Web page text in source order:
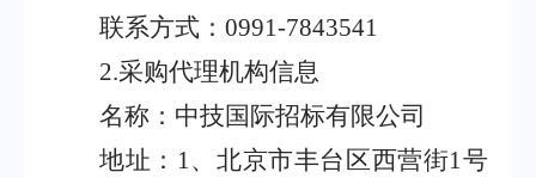
联系方式： 0991-7843541
2.采购代理机构信息
名称：中技国际招标有限公司
地址： 1、北京市丰台区西营街1号